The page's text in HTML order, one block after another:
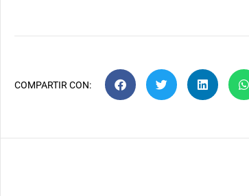
COMPARTIR CON: